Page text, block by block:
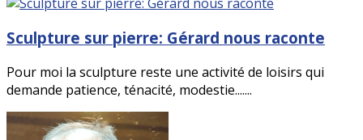
Sculpture sur pierre: Gérard nous raconte
Pour moi la sculpture reste une activité de loisirs qui
demande patience, ténacité, modestie.......